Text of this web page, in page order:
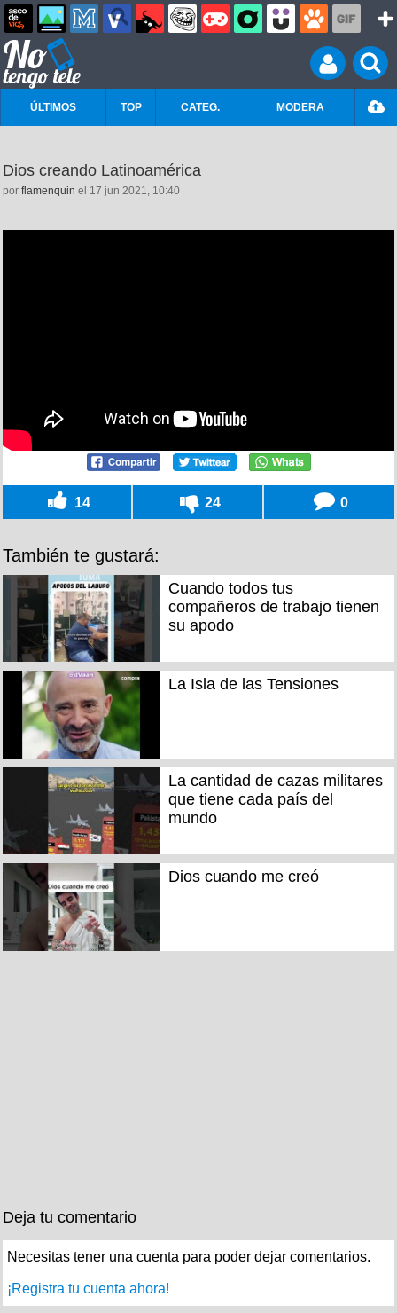
ÚLTIMOS TOP CATEG. MODERA
Dios creando Latinoamérica
por flamenquin el 17 jun 2021, 10:40
14 24 0
También te gustará:
Cuando todos tus
compañeros de trabajo tienen
su apodo
La Isla de las Tensiones
La cantidad de cazas militares
que tiene cada país del
mundo
Dios cuando me creó
Deja tu comentario
Necesitas tener una cuenta para poder dejar comentarios.
¡Registra tu cuenta ahora!